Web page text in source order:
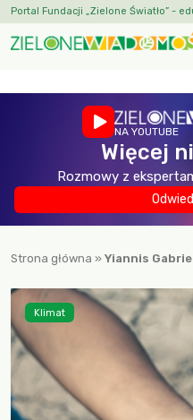
Portal Fundacji „Zielone Światło” -
NA YOUTUBE
Więcej
Rozmowy z
Strona główna » Yiannis
Klimat